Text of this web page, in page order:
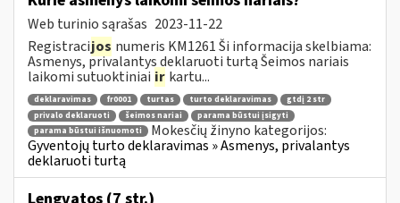
Web turinio sąrašas 2023-11-22
Registracijos numeris KM1261 Ši informacija skelbiama:
Asmenys, privalantys deklaruoti turtą Šeimos nariais
laikomi sutuoktiniai ir kartu...
deklaravimas fr0001 turtas turto deklaravimas
gtdį 2 str
privalo deklaruoti
šeimos nariai
parama būstui įsigyti
parama būstui išnuomoti
Mokesčių žinyno kategorijos:
Gyventojų turto deklaravimas » Asmenys, privalantys
deklaruoti turtą
Lengvatos (7 str.)